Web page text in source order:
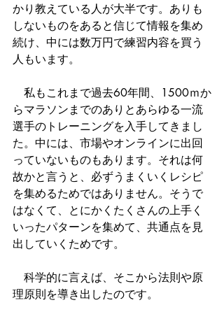
かり教えている人が大半です。ありも
しないものをあると信じて情報を集め
続け、中には数万円で練習内容を買う
人もいます。
私もこれまで過去60年間、1500ｍか
らマラソンまでのありとあらゆる一流
選手のトレーニングを入手してきまし
た。中には、市場やオンラインに出回
っていないものもあります。それは何
故かと言うと、必ずうまくいくレシピ
を集めるためではありません。そうで
はなくて、とにかくたくさんの上手く
いったパターンを集めて、共通点を見
出していくためです。
科学的に言えば、そこから法則や原
理原則を導き出したのです。